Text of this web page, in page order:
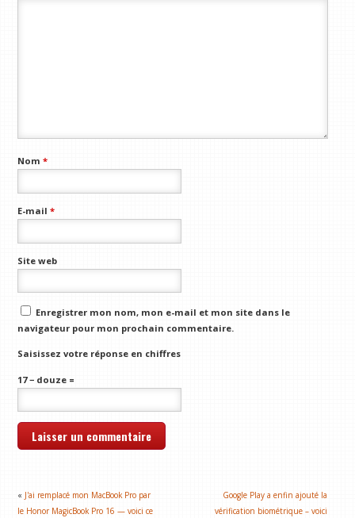
Nom*
E-mail*
Site web
Enregistrer mon nom, mon e-mail et mon site dans le
navigateur pour mon prochain commentaire.
Saisissez votre réponse en chiffres
17 − douze =
« J'ai remplacé mon MacBook Pro par
le Honor MagicBook Pro 16 — voici ce
Google Play a enfin ajouté la
vérification biométrique – voici